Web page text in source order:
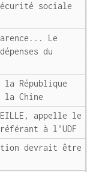
sociale
Le
du
République
la Chine
appelle le
à l'UDF
devrait être